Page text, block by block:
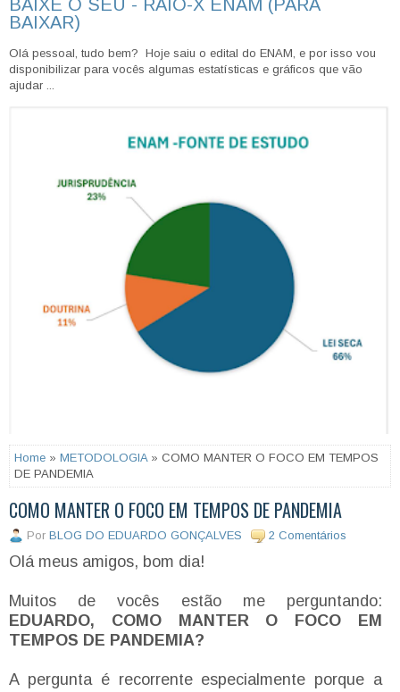
BAIXE O SEU - RAIO-X ENAM (PARA
BAIXAR)
Olá pessoal, tudo bem? Hoje saiu o edital do ENAM, e por isso vou
disponibilizar para vocês algumas estatísticas e gráficos que vão
ajudar ...
Home » METODOLOGIA » COMO MANTER O FOCO EM TEMPOS
DE PANDEMIA
COMO MANTER O FOCO EM TEMPOS DE PANDEMIA
Por BLOG DO EDUARDO GONÇALVES 2 Comentários
Olá meus amigos, bom dia!
Muitos de vocês estão me perguntando:
EDUARDO, COMO MANTER O FOCO EM
TEMPOS DE PANDEMIA?
A pergunta é recorrente especialmente porque a